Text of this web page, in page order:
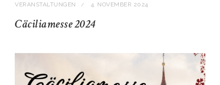
VERANSTALTUNGEN / 4. NOVEMBER 2024
Cäciliamesse 2024